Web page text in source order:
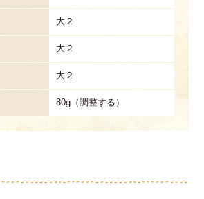
大２
大２
大２
80g（調整する）